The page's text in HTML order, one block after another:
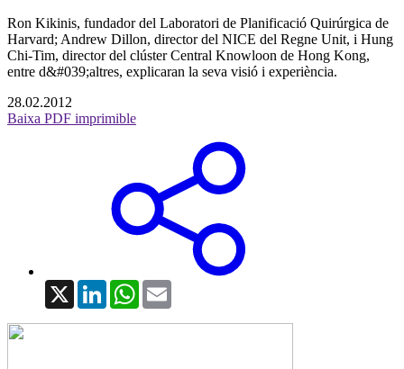
Ron Kikinis, fundador del Laboratori de Planificació Quirúrgica de
Harvard; Andrew Dillon, director del NICE del Regne Unit, i Hung
Chi-Tim, director del clúster Central Knowloon de Hong Kong,
entre d&#039;altres, explicaran la seva visió i experiència.
28.02.2012
Baixa PDF imprimible
X LinkedInWhatsApp